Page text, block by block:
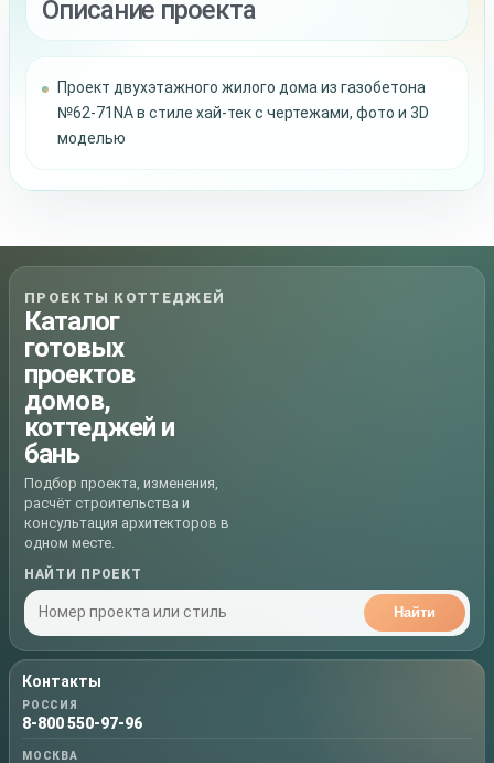
Описание проекта
Проект двухэтажного жилого дома из газобетона
№62-71NA в стиле хай-тек с чертежами, фото и 3D
моделью
ПРОЕКТЫ КОТТЕДЖЕЙ
Каталог
готовых
проектов
домов,
коттеджей и
бань
Подбор проекта, изменения,
расчёт строительства и
консультация архитекторов в
одном месте.
НАЙТИ ПРОЕКТ
Найти
Контакты
РОССИЯ
8-800 550-97-96
МОСКВА